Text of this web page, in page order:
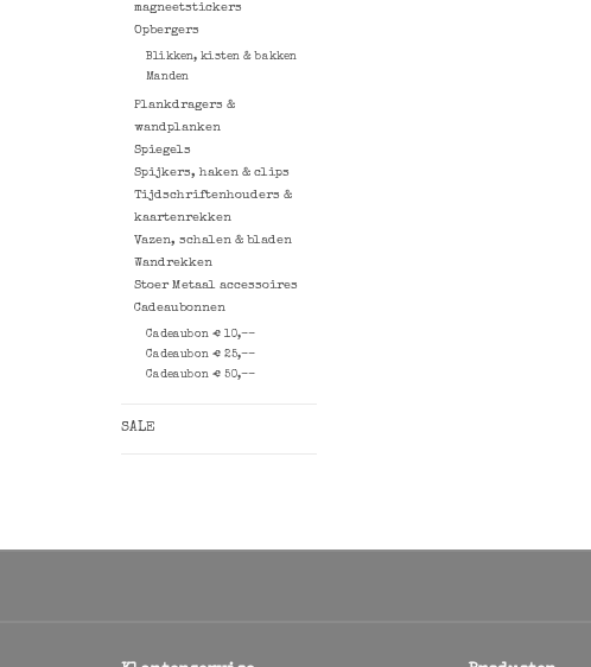
magneetstickers
Opbergers
Blikken, kisten & bakken
Manden
Plankdragers &
wandplanken
Spiegels
Spijkers, haken & clips
Tijdschriftenhouders &
kaartenrekken
Vazen, schalen & bladen
Wandrekken
Stoer Metaal accessoires
Cadeaubonnen
Cadeaubon € 10,--
Cadeaubon € 25,--
Cadeaubon € 50,--
SALE